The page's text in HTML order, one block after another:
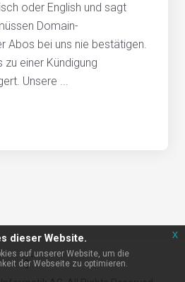
oder English und sagt
Domain-
Abos bei uns nie bestätigen.
einer Kündigung
Unsere ...
dieser Website.
auf unserer Website, um die
der Webseite zu optimieren.
x